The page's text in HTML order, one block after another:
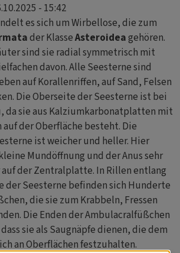
- 15:42
es sich um Wirbellose, die zum
der KlasseAsteroideagehören.
sind sie radial symmetrisch mit
davon. Alle Seesterne sind
auf Korallenriffen, auf Sand, Felsen
Die Oberseite der Seesterne ist bei
da sie aus Kalziumkarbonatplatten mit
der Oberfläche besteht. Die
ist weicher und heller. Hier
Mundöffnung und der Anus sehr
der Zentralplatte. In Rillen entlang
der Seesterne befinden sich Hunderte
die sie zum Krabbeln, Fressen
Die Enden der Ambulacralfüßchen
sie als Saugnäpfe dienen, die dem
an Oberflächen festzuhalten.